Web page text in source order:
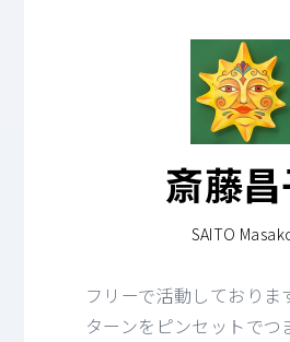
斎藤
SAITO
フリーで活動しておりま
ターンをピンセットでつ